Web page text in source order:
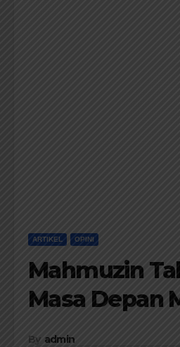
ARTIKEL OPINI
Mahmuzin
Masa Depan
By admin